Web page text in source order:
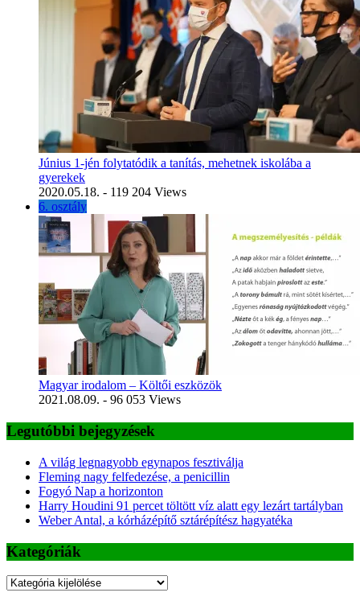
Június 1-jén folytatódik a tanítás, mehetnek iskolába a
gyerekek
2020.05.18. - 119 204 Views
6. osztály
Magyar irodalom – Költői eszközök
2021.08.09. - 96 053 Views
Legutóbbi bejegyzések
A világ legnagyobb egynapos fesztiválja
Fleming nagy felfedezése, a penicillin
Fogyó Nap a horizonton
Harry Houdini 91 percet töltött víz alatt egy lezárt tartályban
Weber Antal, a kórházépítő sztárépítész hagyatéka
Kategóriák
Kategóriák